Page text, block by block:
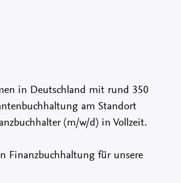
in Deutschland mit rund 350
am Standort
(m/w/d) in Vollzeit.
Finanzbuchhaltung für unsere